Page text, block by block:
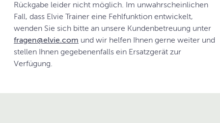
Rückgabe leider nicht möglich. Im unwahrscheinlichen
Fall, dass Elvie Trainer eine Fehlfunktion entwickelt,
wenden Sie sich bitte an unsere Kundenbetreuung unter
fragen@elvie.com und wir helfen Ihnen gerne weiter und
stellen Ihnen gegebenenfalls ein Ersatzgerät zur
Verfügung.